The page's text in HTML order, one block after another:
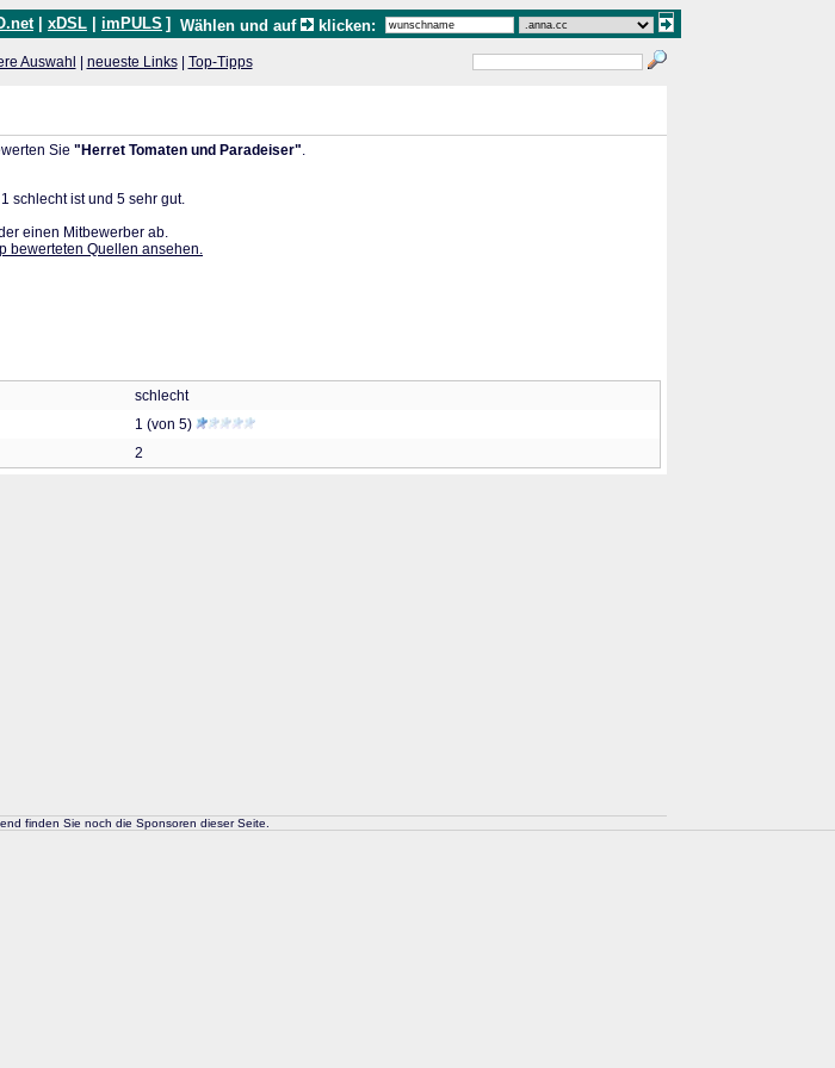
xDSL imPULS ] Wählen und auf klicken:
Auswahl neueste Links| Top-Tipps
Sie "Herret Tomaten und Paradeiser".
schlecht ist und 5 sehr gut.
einen Mitbewerber ab.
bewerteten Quellen ansehen.
schlecht
1 (von 5)
2
finden Sie noch die Sponsoren dieser Seite.